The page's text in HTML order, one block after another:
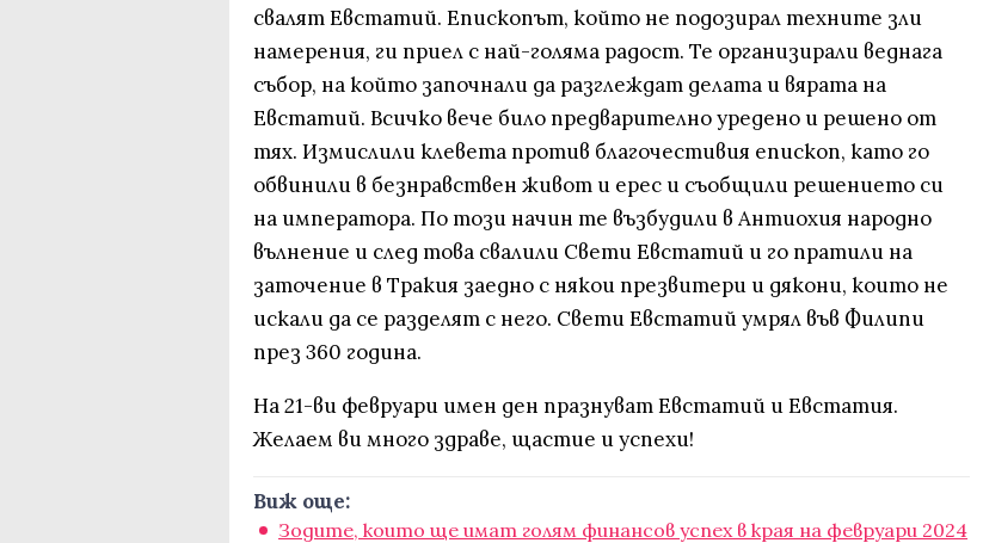
свалят Евстатий. Епископът, който не подозирал техните зли
намерения, ги приел с най-голяма радост. Те организирали веднага
събор, на който започнали да разглеждат делата и вярата на
Евстатий. Всичко вече било предварително уредено и решено от
тях. Измислили клевета против благочестивия епископ, като го
обвинили в безнравствен живот и ерес и съобщили решението си
на императора. По този начин те възбудили в Антиохия народно
вълнение и след това свалили Свети Евстатий и го пратили на
заточение в Тракия заедно с някои презвитери и дякони, които не
искали да се разделят с него. Свети Евстатий умрял във Филипи
през 360 година.
На 21-ви февруари имен ден празнуват Евстатий и Евстатия.
Желаем ви много здраве, щастие и успехи!
Виж още:
Зодите, които ще имат голям финансов успех в края на февруари 2024